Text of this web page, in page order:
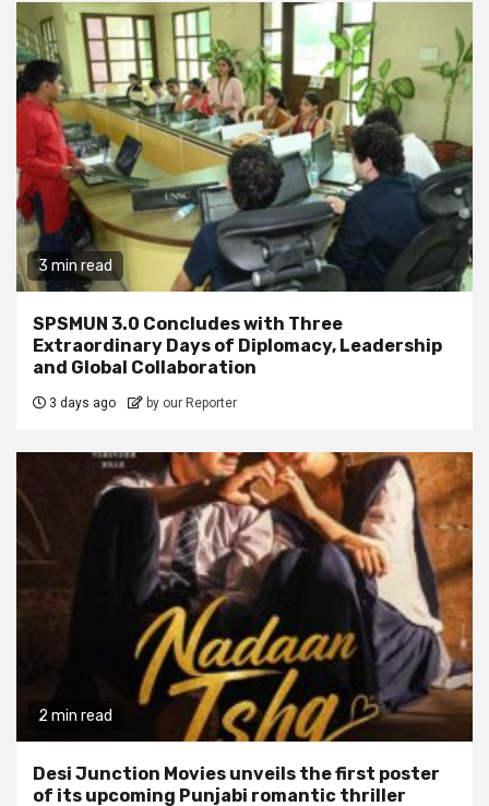
3 min read
SPSMUN 3.0 Concludes with Three
Extraordinary Days of Diplomacy, Leadership
and Global Collaboration
3 days ago by our Reporter
2 min read
Desi Junction Movies unveils the first poster
of its upcoming Punjabi romantic thriller